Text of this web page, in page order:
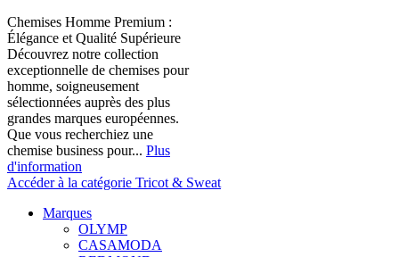
Chemises Homme Premium :
Élégance et Qualité Supérieure
Découvrez notre collection
exceptionnelle de chemises pour
homme, soigneusement
sélectionnées auprès des plus
grandes marques européennes.
Que vous recherchiez une
chemise business pour... Plus
d'information
Accéder à la catégorie Tricot & Sweat
Marques
OLYMP
CASAMODA